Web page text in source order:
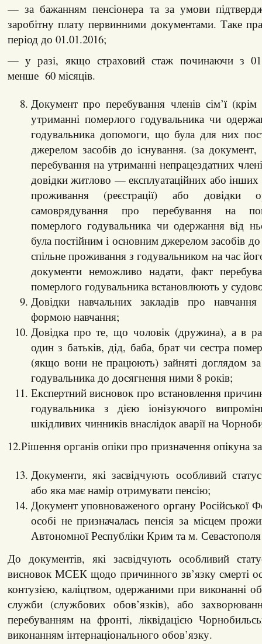
— за бажанням пенсіонера та за умови
заробітну плату первинними документами. Таке
період до 01.01.2016;
— у разі, якщо страховий стаж починаючи з
менше 60 місяців.
Документ про перебування членів сім’ї
утриманні померлого годувальника чи
годувальника допомоги, що була для них
джерелом засобів до існування. (за
перебування на утриманні непрацездатних
довідки житлово — експлуатаційних або інших
проживання (реєстрації) або довідки
самоврядування про перебування на
померлого годувальника чи одержання від
була постійним і основним джерелом засобів
спільне проживання з годувальником на час
документи неможливо надати, факт
померлого годувальника встановлюють у
Довідки навчальних закладів про
формою навчання;
Довідка про те, що чоловік (дружина), а в
один з батьків, дід, баба, брат чи сестра
(якщо вони не працюють) зайняті доглядом
годувальника до досягнення ними 8 років;
Експертний висновок про встановлення
годувальника з дією іонізуючого
шкідливих чинників внаслідок аварії на
12.Рішення органів опіки про призначення опікуна
Документи, які засвідчують особливий
або яка має намір отримувати пенсію;
Документ уповноваженого органу Російської
особі не призначалась пенсія за місцем
Автономної Республіки Крим та м. Севастополя
До документів, які засвідчують особливий
висновок МСЕК щодо причинного зв’язку смерті
контузією, каліцтвом, одержаними при виконанні
служби (службових обов’язків), або
перебуванням на фронті, ліквідацією
виконанням інтернаціонального обов’язку.